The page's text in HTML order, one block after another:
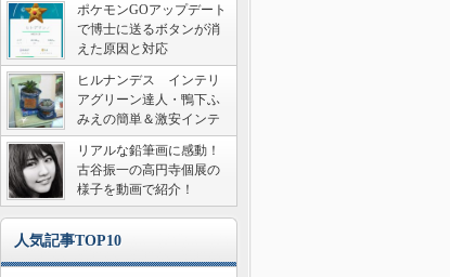
ポケモンGOアップデート
で博士に送るボタンが消
えた原因と対応
ヒルナンデス インテリ
アグリーン達人・鴨下ふ
みえの簡単＆激安インテ
リア術
リアルな鉛筆画に感動！
古谷振一の高円寺個展の
様子を動画で紹介！
人気記事TOP10